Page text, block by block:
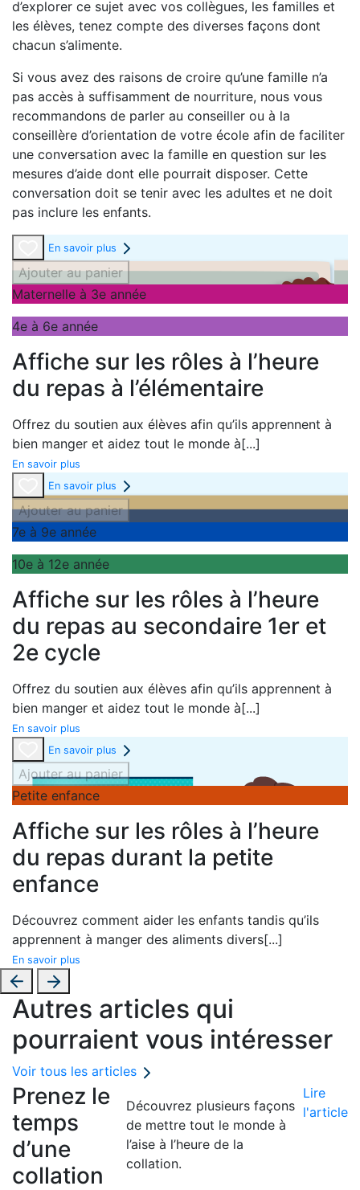
d’explorer ce sujet avec vos collègues, les familles et
les élèves, tenez compte des diverses façons dont
chacun s’alimente.
Si vous avez des raisons de croire qu’une famille n’a
pas accès à suffisamment de nourriture, nous vous
recommandons de parler au conseiller ou à la
conseillère d’orientation de votre école afin de faciliter
une conversation avec la famille en question sur les
mesures d’aide dont elle pourrait disposer. Cette
conversation doit se tenir avec les adultes et ne doit
pas inclure les enfants.
En savoir plus
Ajouter au panier
Maternelle à 3e année
4e à 6e année
Affiche sur les rôles à l’heure
du repas à l’élémentaire
Offrez du soutien aux élèves afin qu’ils apprennent à
bien manger et aidez tout le monde à[...]
En savoir plus
En savoir plus
Ajouter au panier
7e à 9e année
10e à 12e année
Affiche sur les rôles à l’heure
du repas au secondaire 1er et
2e cycle
Offrez du soutien aux élèves afin qu’ils apprennent à
bien manger et aidez tout le monde à[...]
En savoir plus
En savoir plus
Ajouter au panier
Petite enfance
Affiche sur les rôles à l’heure
du repas durant la petite
enfance
Découvrez comment aider les enfants tandis qu’ils
apprennent à manger des aliments divers[...]
En savoir plus
Autres articles qui
pourraient vous intéresser
Voir tous les articles
Prenez le
temps
d’une
collation
Découvrez plusieurs façons
de mettre tout le monde à
l’aise à l’heure de la
collation.
Lire
l'article